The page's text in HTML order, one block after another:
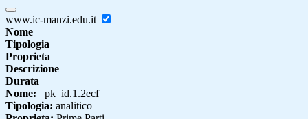
www.ic-manzi.edu.it
Nome
Tipologia
Proprieta
Descrizione
Durata
Nome: _pk_id.1.2ecf
Tipologia: analitico